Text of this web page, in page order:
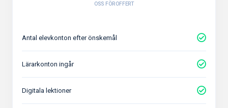
OSS FÖR OFFERT
Antal elevkonton efter önskemål
Lärarkonton ingår
Digitala lektioner